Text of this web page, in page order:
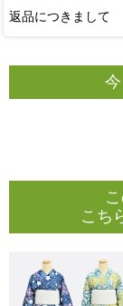
返品につきまして
こち